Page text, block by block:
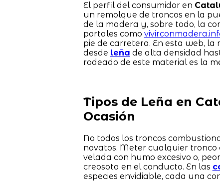
El perfil del consumidor en
un remolque de troncos en la
de la madera y, sobre todo, la
portales como
pie de carretera. En esta web,
desde leña de alta densidad
rodeado de este material es la
Tipos de Leña en
Ocasión
No todos los troncos
novatos. Meter cualquier tronco
velada con humo excesivo o,
creosota en el conducto. En las
especies envidiable, cada una